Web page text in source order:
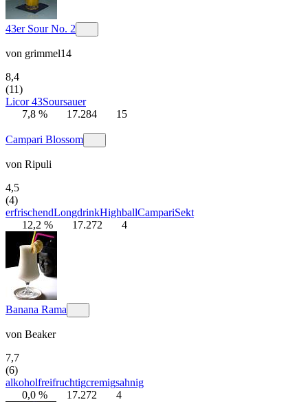
43er Sour No. 2
von grimmel14
8,4
(11)
Licor 43Soursauer
7,8 %
17.284 15
Campari Blossom
von Ripuli
4,5
(4)
erfrischendLongdrinkHighballCampariSekt
12,2 %
17.272 4
Banana Rama
von Beaker
7,7
(6)
alkoholfreifruchtigcremigsahnig
0,0 %
17.272 4